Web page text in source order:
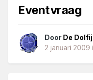
Eventvraag
Door De
2 januari 2009